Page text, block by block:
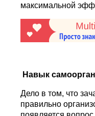
максимальной
Навык
Дело в том, что
правильно